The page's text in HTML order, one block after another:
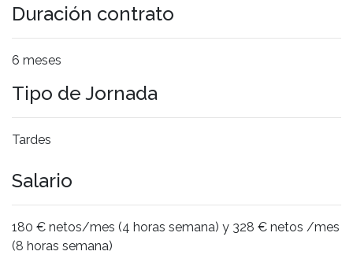
Duración contrato
6 meses
Tipo de Jornada
Tardes
Salario
180 € netos/mes (4 horas semana) y 328 € netos /mes
(8 horas semana)